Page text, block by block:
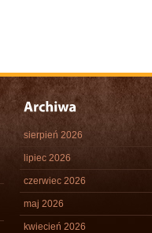
sierpień 2026
lipiec 2026
czerwiec 2026
maj 2026
kwiecień 2026